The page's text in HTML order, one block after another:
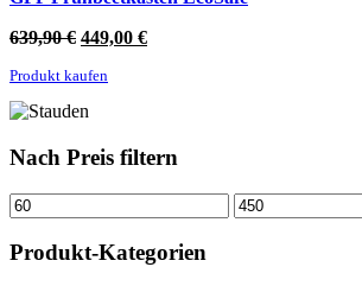
639,90€ Ursprünglicher
war:
449,00 €Aktueller
Produkt kaufen
Nach Preis filtern
Min.
Preis
Max.
Preis
Produkt-Kategorien